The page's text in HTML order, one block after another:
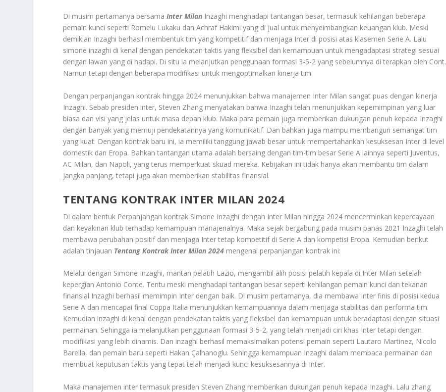
Di musim pertamanya bersamaInter Milan Inzaghi menghadapi tantangan besar, termasuk kehilangan beberapa
pemain kunci seperti Romelu Lukaku dan Achraf Hakimi yang di jual untuk menyeimbangkan keuangan klub. Meski
demikian Inzaghi berhasil membentuk tim yang kompetitif dan menjaga Inter di posisi atas klasemen Serie A. Lalu
simone inzaghi di kenal dengan pendekatan taktis yang fleksibel dan kemampuan untuk mengadaptasi strategi sesuai
dengan lawan yang di hadapi. Di situ ia melanjutkan penggunaan formasi 3-5-2 yang sebelumnya di terapkan oleh Cont.
Namun tetapi dengan beberapa modifikasi untuk mengoptimalkan kinerja tim.
Dengan perpanjangan kontrak hingga 2024 menunjukkan bahwa manajemen Inter Milan sangat puas dengan kinerja
Inzaghi. Sebab presiden inter, Steven Zhang menyatakan bahwa Inzaghi telah menunjukkan kepemimpinan yang luar
biasa dan visi yang jelas untuk masa depan klub. Maka para pemain juga memberikan dukungan penuh kepada Inzaghi
dengan banyak yang memuji pendekatannya yang komunikatif. Dan bahkan juga mampu membangun semangat tim
yang kuat. Dengan kontrak baru ini, ia memiliki tanggung jawab besar untuk mempertahankan kesuksesan Inter di level
domestik dan Eropa. Bahkan tantangan utama adalah bersaing dengan tim-tim besar Serie A lainnya seperti Juventus,
AC Milan, dan Napoli, yang terus memperkuat skuad mereka. Kebijakan ini tidak hanya akan membantu tim dalam
jangka panjang, tetapi juga akan memberikan stabilitas finansial.
TENTANG KONTRAK INTER MILAN 2024
Di dalam bentuk Perpanjangan kontrak Simone Inzaghi dengan Inter Milan hingga 2024 mencerminkan kepercayaan
dan keyakinan klub terhadap kemampuan manajerialnya. Maka sejak bergabung pada musim panas 2021 Inzaghi telah
membawa perubahan positif dan menjaga Inter tetap kompetitif di Serie A dan kompetisi Eropa. Kemudian berikut
adalah tinjauan Tentang Kontrak Inter Milan 2024 mengenai perpanjangan kontrak ini:
Melalui dengan Simone Inzaghi, mantan pelatih Lazio, mengambil alih posisi pelatih kepala di Inter Milan setelah
kepergian Antonio Conte. Tentu meski menghadapi tantangan besar seperti kehilangan pemain kunci dan tekanan
finansial Inzaghi berhasil memimpin Inter dengan baik. Di musim pertamanya, dia membawa Inter finis di posisi kedua
Serie A dan mencapai final Coppa Italia menunjukkan kemampuannya dalam menjaga stabilitas dan performa tim.
Kemudian inzaghi di kenal dengan pendekatan taktis yang fleksibel dan kemampuan untuk beradaptasi dengan situasi
permainan. Sehingga ia melanjutkan penggunaan formasi 3-5-2, yang telah menjadi ciri khas Inter tetapi dengan
modifikasi yang lebih dinamis. Dan inzaghi berhasil memaksimalkan potensi pemain seperti Lautaro Martinez, Nicolo
Barella, dan pemain baru seperti Hakan Çalhanoglu. Sehingga kemampuan Inzaghi dalam membaca permainan dan
membuat keputusan taktis yang tepat telah menjadi kunci kesuksesannya di Inter.
Maka manajemen inter termasuk presiden Steven Zhang memberikan dukungan penuh kepada Inzaghi. Lalu zhang